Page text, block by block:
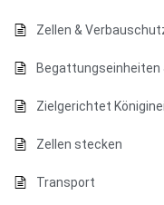
Zellen &
Begattungseinheiten
Zielgerichtet
Zellen stecken
Transport